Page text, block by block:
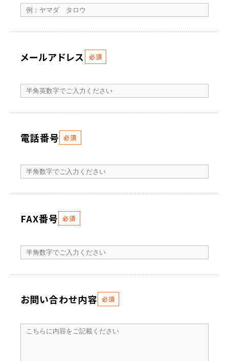
メールアドレス 必須
電話番号 必須
FAX番号 必須
お問い合わせ内容 必須